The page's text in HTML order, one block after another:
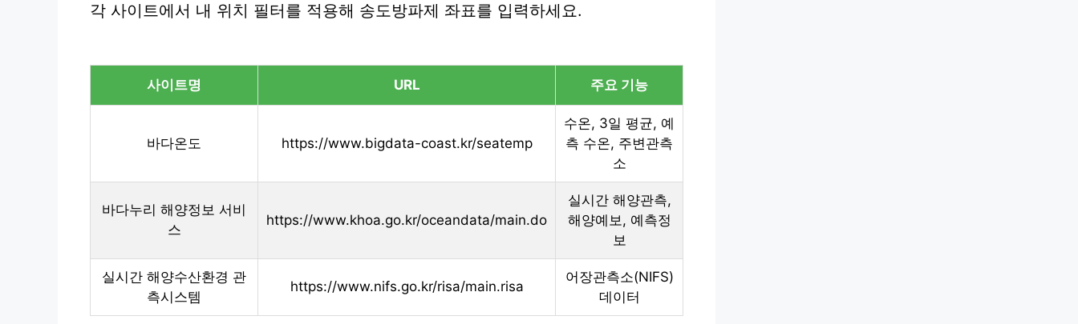
각 사이트에서 내 위치 필터를 적용해 송도방파제 좌표를 입력하세요.
사이트명 URL 주요 기능
바다온도 https://www.bigdata-coast.kr/seatemp
수온, 3일 평균, 예
측 수온, 주변관측
소
바다누리 해양정보 서비
스
https://www.khoa.go.kr/oceandata/main.do
실시간 해양관측,
해양예보, 예측정
보
실시간 해양수산환경 관
측시스템
https://www.nifs.go.kr/risa/main.risa
어장관측소(NIFS)
데이터